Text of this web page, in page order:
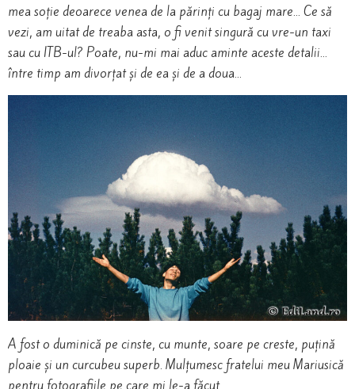
mea soție deoarece venea de la părinți cu bagaj mare… Ce să
vezi, am uitat de treaba asta, o fi venit singură cu vre-un taxi
sau cu ITB-ul? Poate, nu-mi mai aduc aminte aceste detalii…
între timp am divorțat și de ea și de a doua…
A fost o duminică pe cinste, cu munte, soare pe creste, puțină
ploaie și un curcubeu superb. Mulțumesc fratelui meu Mariusică
pentru fotografiile pe care mi le-a făcut.